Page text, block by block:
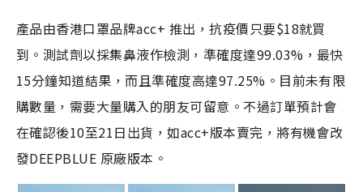
產品由香港口罩品牌acc+ 推出，抗疫價只要$18就買
到。測試劑以採集鼻液作檢測，準確度達99.03%，最快
15分鐘知道結果，而且準確度高達97.25%。目前未有限
購數量，需要大量購入的朋友可留意。不過訂單預計會
在確認後10至21日出貨，如acc+版本賣完，將有機會改
發DEEPBLUE 原廠版本。